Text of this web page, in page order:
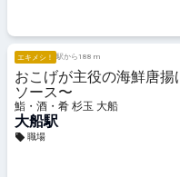
エキメシ！ 駅から188 m
おこげが主役の海鮮唐揚
ソース〜
鮨・酒・肴 杉玉 大船
大船駅
職場